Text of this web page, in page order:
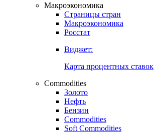
Макроэкономика
Страницы стран
Макроэкономика
Росстат
Виджет:
Карта процентных ставок
Commodities
Золото
Нефть
Бензин
Commodities
Soft Commodities